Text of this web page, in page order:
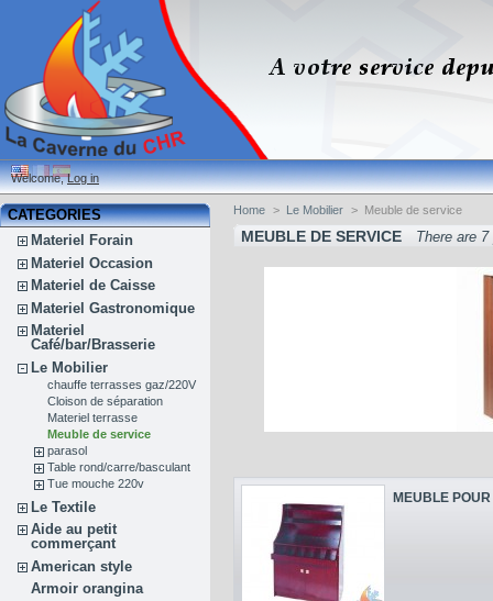
Welcome,Log in
CATEGORIES
Materiel Forain
Materiel Occasion
Materiel de Caisse
Materiel Gastronomique
Materiel
Café/bar/Brasserie
Le Mobilier
chauffe terrasses gaz/220V
Cloison de séparation
Materiel terrasse
Meuble de service
parasol
Table rond/carre/basculant
Tue mouche 220v
Le Textile
Aide au petit
commerçant
American style
Armoir orangina
Home > Le Mobilier > Meuble de service
MEUBLE DE SERVICE There are
MEUBLE